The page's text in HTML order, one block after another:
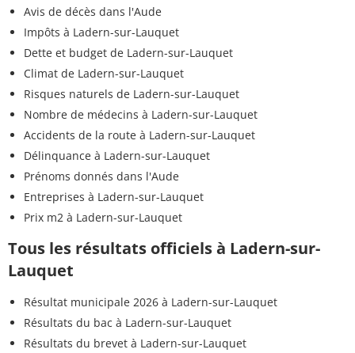
Avis de décès dans l'Aude
Impôts à Ladern-sur-Lauquet
Dette et budget de Ladern-sur-Lauquet
Climat de Ladern-sur-Lauquet
Risques naturels de Ladern-sur-Lauquet
Nombre de médecins à Ladern-sur-Lauquet
Accidents de la route à Ladern-sur-Lauquet
Délinquance à Ladern-sur-Lauquet
Prénoms donnés dans l'Aude
Entreprises à Ladern-sur-Lauquet
Prix m2 à Ladern-sur-Lauquet
Tous les résultats officiels à Ladern-sur-
Lauquet
Résultat municipale 2026 à Ladern-sur-Lauquet
Résultats du bac à Ladern-sur-Lauquet
Résultats du brevet à Ladern-sur-Lauquet